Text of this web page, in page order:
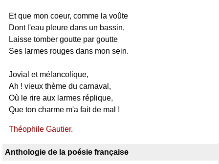
Et que mon coeur, comme la voûte
Dont l'eau pleure dans un bassin,
Laisse tomber goutte par goutte
Ses larmes rouges dans mon sein.
Jovial et mélancolique,
Ah ! vieux thème du carnaval,
Où le rire aux larmes réplique,
Que ton charme m'a fait de mal !
Théophile Gautier.
Anthologie de la poésie française